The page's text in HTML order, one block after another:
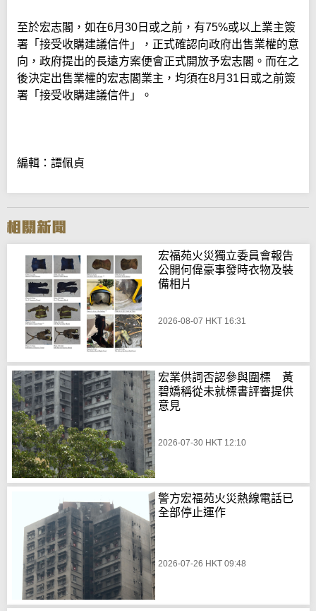
至於宏志閣，如在6月30日或之前，有75%或以上業主簽
署「接受收購建議信件」，正式確認向政府出售業權的意
向，政府提出的長遠方案便會正式開放予宏志閣。而在之
後決定出售業權的宏志閣業主，均須在8月31日或之前簽
署「接受收購建議信件」。
編輯：譚佩貞
宏福苑火災獨立委員會報告
公開何偉豪事發時衣物及裝
備相片
2026-08-07 HKT 16:31
宏業供詞否認參與圍標 黃
碧嬌稱從未就標書評審提供
意見
2026-07-30 HKT 12:10
警方宏福苑火災熱線電話已
全部停止運作
2026-07-26 HKT 09:48